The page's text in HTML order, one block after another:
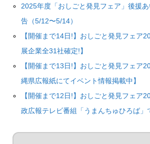
2025年度「おしごと発見フェア」後援
告（5/12〜5/14）
【開催まで14日!】おしごと発見フェア
展企業全31社確定!】
【開催まで13日!】おしごと発見フェア
縄県広報紙にてイベント情報掲載中】
【開催まで12日!】おしごと発見フェア
政広報テレビ番組「うまんちゅひろば」